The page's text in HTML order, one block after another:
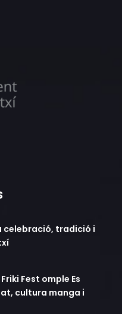
celebració, tradició i
Fest omple Es
cultura manga i